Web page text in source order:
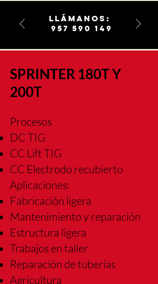
llámanos:
957 590 149
​SPRINTER 180T Y
200T
Procesos
DC TIG
CC Lift TIG
CC Electrodo recubierto
Aplicaciones:
Fabricación ligera
Mantenimiento yreparación
Estructura ligera
Trabajos en taller
Reparación de tuberías
Agricultura